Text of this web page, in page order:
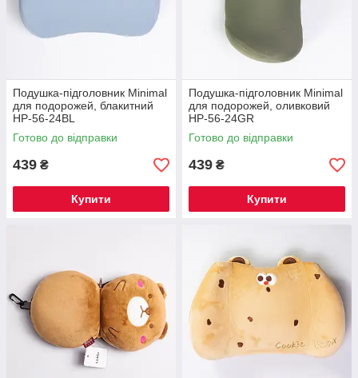
Подушка-підголовник Minimal
для подорожей, блакитний
HP-56-24BL
Готово до відправки
439 ₴
Купити
Подушка-підголовник Minimal
для подорожей, оливковий
HP-56-24GR
Готово до відправки
439 ₴
Купити